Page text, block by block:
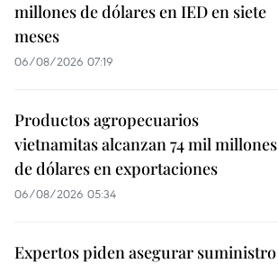
millones de dólares en IED en siete
meses
06/08/2026 07:19
Productos agropecuarios
vietnamitas alcanzan 74 mil millones
de dólares en exportaciones
06/08/2026 05:34
Expertos piden asegurar suministro